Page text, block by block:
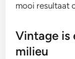
mooi resultaat
Vintage is
milieu